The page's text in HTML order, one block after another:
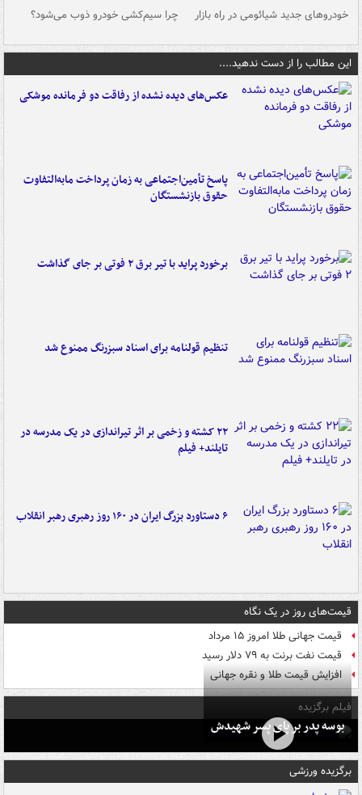
خودروهای جدید شیائومی در راه بازار چرا سیم‌کشی خودرو ذوب می‌شود؟
این مطالب را از دست ندهید....
عکس‌های دیده نشده از رفاقت دو فرمانده‌ موشکی
پاسخ تأمین‌اجتماعی به زمان پرداخت مابه‌التفاوت
حقوق بازنشستگان
برخورد پراید با تیر برق ۲ فوتی بر جای گذاشت
تنظیم قولنامه برای اسناد سبزرنگ ممنوع شد
۲۲ کشته و زخمی بر اثر تیراندازی در یک مدرسه در
تایلند+ فیلم
۶ دستاورد بزرگ ایران در ۱۶۰ روز رهبری رهبر انقلاب
قیمت‌های روز در یک نگاه
قیمت جهانی طلا امروز ۱۵ مرداد
قیمت نفت برنت به ۷۹ دلار رسید
افزایش قیمت طلا و نقره جهانی
فیلم برگزیده
بوسه‌ پدر بر پای پسر شهیدش
برگزیده ورزشی